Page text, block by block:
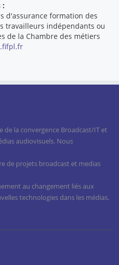
:
d'assurance formation des
travailleurs indépendants ou
de la Chambre des métiers
de la convergence Broadcast/IT et
audiovisuels. Nous
de projets broadcast et medias
au changement liés aux
technologies dans les médias.